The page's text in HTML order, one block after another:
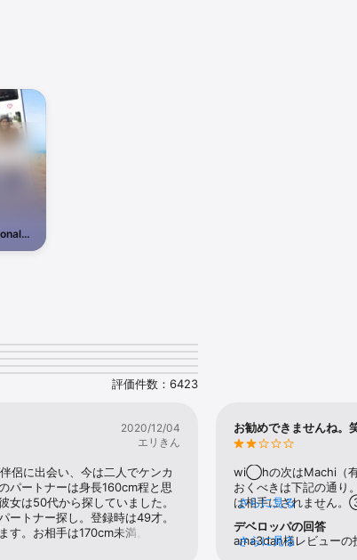
きづらい内容まで事前に確認できるからこだわりのある婚活が
とも深く知ることが出来るユニークな質問項目とピックを用意
ら婚活出来る
マッチングアルゴリズムがあなたの好みを理解し、素敵なお相
グサービスのパイオニア
女-------------------------------
めている
からない
人---------------------------------
の出会いがない
使いたい
手探し
活したい
評価件数：6423
2020/12/04
エリきん
侶に出会い、今は二人でケンカ
パートナーは身長160cm程と思
女は50代から探していました。
ートナー探し。登録時は49才。
。お相手は170cm未満。ケン
お勧めできませんね。
wi◯hの次はMachi（有
おくべきは下記の通
は相手にされません。
まれていません。以上
きることは、相手のプ
さらに見る
デベロッパの回答
ama3dan様レビューの
さらに見る